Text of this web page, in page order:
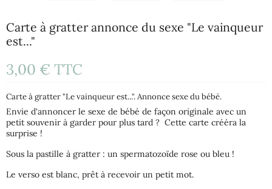
Carte à gratter annonce du sexe "Le vainqueur
est..."
3,00 € TTC
Carte à gratter "Le vainqueur est...". Annonce sexe du bébé.
Envie d'annoncer le sexe de bébé de façon originale avec un
petit souvenir à garder pour plus tard ? Cette carte crééra la
surprise !
Sous la pastille à gratter : un spermatozoïde rose ou bleu !
Le verso est blanc, prêt à recevoir un petit mot.